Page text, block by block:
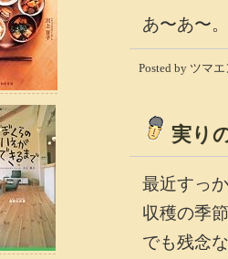
あ〜あ〜
Posted by ツマ
実り
最近すっ
収穫の季
でも残念